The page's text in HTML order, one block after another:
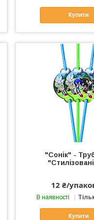
Купити
"Сонік" -
12 ₴/
В наявності
Купити